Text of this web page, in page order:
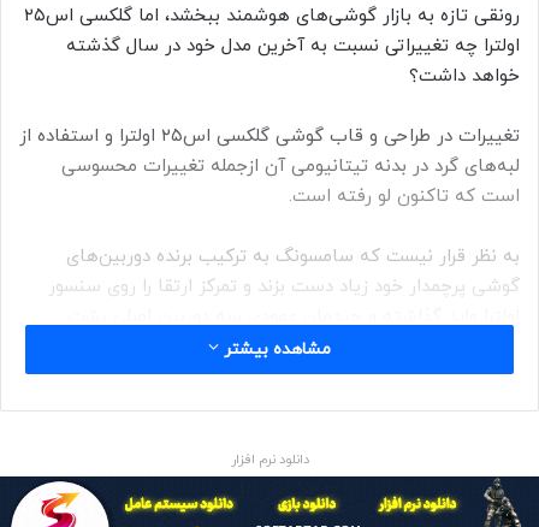
رونقی تازه به بازار گوشی‌های هوشمند ببخشد، اما گلکسی اس۲۵
اولترا چه تغییراتی نسبت به آخرین مدل خود در سال گذشته
خواهد داشت؟
تغییرات در طراحی و قاب گوشی گلکسی اس۲۵ اولترا و استفاده از
لبه‌های گرد در بدنه تیتانیومی آن ازجمله تغییرات محسوسی
است که تاکنون لو رفته است.
به نظر قرار نیست که سامسونگ به ترکیب برنده دوربین‌های
گوشی پرچمدار خود زیاد دست بزند و تمرکز ارتقا را روی سنسور
گوشی همچنان دست‌نخورده باقی مانده است.
آخرین‌ افشاگری‌ها از گلکسی اس۲۵ اولترا حاکی از آن است، که
مشاهده بیشتر
دانلود نرم افزار